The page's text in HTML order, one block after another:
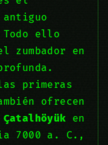
antiguo
ello
zumbador en
primeras
ofrecen
Çatalhöyük en
7000 a. C.,